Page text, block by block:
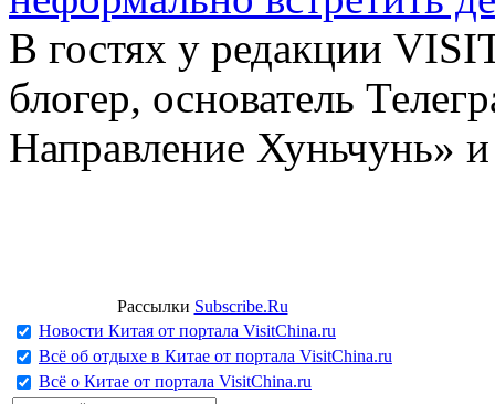
В гостях у редакции
блогер, основатель
Направление Хуньчунь»
Рассылки Subscribe.Ru
Новости Китая от портала VisitChina.ru
Всё об отдыхе в Китае от портала VisitChina.ru
Всё о Китае от портала VisitChina.ru